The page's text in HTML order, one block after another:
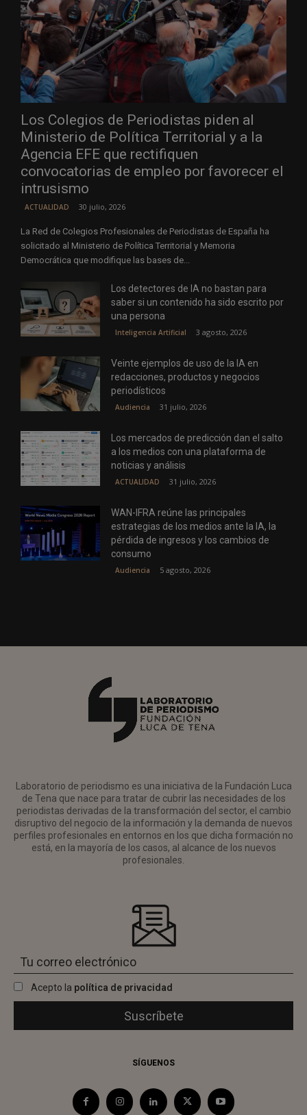
Los Colegios de Periodistas piden al
Ministerio de Política Territorial y a la
Agencia EFE que rectifiquen
convocatorias de empleo por favorecer el
intrusismo
ACTUALIDAD 30 julio, 2026
La Red de Colegios Profesionales de Periodistas de España ha
solicitado al Ministerio de Política Territorial y Memoria
Democrática que modifique las bases de...
Los detectores de IA no bastan para
saber si un contenido ha sido escrito por
una persona
Inteligencia Artificial 3 agosto, 2026
Veinte ejemplos de uso de la IA en
redacciones, productos y negocios
periodísticos
Audiencia 31 julio, 2026
Los mercados de predicción dan el salto
a los medios con una plataforma de
noticias y análisis
ACTUALIDAD 31 julio, 2026
WAN-IFRA reúne las principales
estrategias de los medios ante la IA, la
pérdida de ingresos y los cambios de
consumo
Audiencia 5 agosto, 2026
Laboratorio de periodismo es una iniciativa de la Fundación Luca
de Tena que nace para tratar de cubrir las necesidades de los
periodistas derivadas de la transformación del sector, el cambio
disruptivo del negocio de la información y la demanda de nuevos
perfiles profesionales en entornos en los que dicha formación no
está, en la mayoría de los casos, al alcance de los nuevos
profesionales.
Acepto la política de privacidad
SÍGUENOS